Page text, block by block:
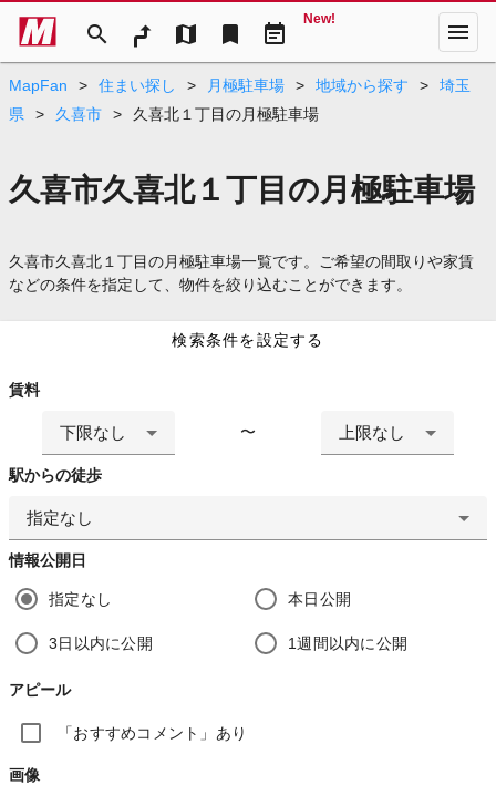
search map bookmark event_note
New! menu
MapFan > 住まい探し > 月極駐車場 > 地域から探す >
埼玉
県
> 久喜市 > 久喜北１丁目の月極駐車場
久喜市久喜北１丁目の月極駐車場
久喜市久喜北１丁目の月極駐車場一覧です。ご希望の間取りや家賃
などの条件を指定して、物件を絞り込むことができます。
検索条件を設定する
賃料
下限なし 〜 上限なし
駅からの徒歩
指定なし
情報公開日
指定なし 本日公開
3日以内に公開 1週間以内に公開
アピール
「おすすめコメント」あり
画像